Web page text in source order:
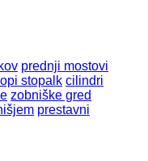
prednji mostovi
stopalk cilindri
zobniške gred
prestavni